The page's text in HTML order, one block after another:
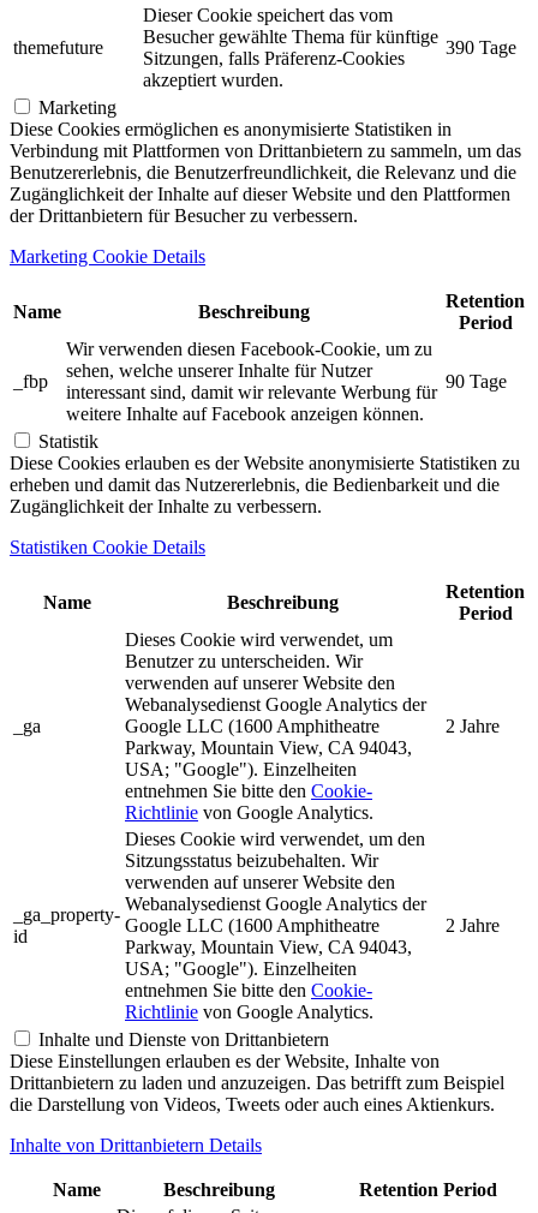
themefuture
Dieser Cookie speichert das vom
Besucher gewählte Thema für künftige
Sitzungen, falls Präferenz-Cookies
akzeptiert wurden.
390 Tage
Marketing
Diese Cookies ermöglichen es anonymisierte Statistiken in
Verbindung mit Plattformen von Drittanbietern zu sammeln, um das
Benutzererlebnis, die Benutzerfreundlichkeit, die Relevanz und die
Zugänglichkeit der Inhalte auf dieser Website und den Plattformen
der Drittanbietern für Besucher zu verbessern.
Marketing Cookie Details
Name Beschreibung
Retention
Period
_fbp
Wir verwenden diesen Facebook-Cookie, um zu
sehen, welche unserer Inhalte für Nutzer
interessant sind, damit wir relevante Werbung für
weitere Inhalte auf Facebook anzeigen können.
90 Tage
Statistik
Diese Cookies erlauben es der Website anonymisierte Statistiken zu
erheben und damit das Nutzererlebnis, die Bedienbarkeit und die
Zugänglichkeit der Inhalte zu verbessern.
Statistiken Cookie Details
Name Beschreibung
Retention
Period
_ga
Dieses Cookie wird verwendet, um
Benutzer zu unterscheiden. Wir
verwenden auf unserer Website den
Webanalysedienst Google Analytics der
Google LLC (1600 Amphitheatre
Parkway, Mountain View, CA 94043,
USA; "Google"). Einzelheiten
entnehmen Sie bitte den Cookie-
Richtlinie von Google Analytics.
2 Jahre
_ga_property-
id
Dieses Cookie wird verwendet, um den
Sitzungsstatus beizubehalten. Wir
verwenden auf unserer Website den
Webanalysedienst Google Analytics der
Google LLC (1600 Amphitheatre
Parkway, Mountain View, CA 94043,
USA; "Google"). Einzelheiten
entnehmen Sie bitte den Cookie-
Richtlinie von Google Analytics.
2 Jahre
Inhalte und Dienste von Drittanbietern
Diese Einstellungen erlauben es der Website, Inhalte von
Drittanbietern zu laden und anzuzeigen. Das betrifft zum Beispiel
die Darstellung von Videos, Tweets oder auch eines Aktienkurs.
Inhalte von Drittanbietern Details
Name Beschreibung
Retention Period